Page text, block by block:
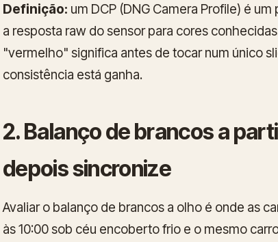
Definição: um DCP (DNG Camera Profile) é um
a resposta raw do sensor para cores
"vermelho" significa antes de tocar num único
consistência está ganha.
2. Balanço de brancos a
depois sincronize
Avaliar o balanço de brancos a olho é onde as
às 10:00 sob céu encoberto frio e o mesmo